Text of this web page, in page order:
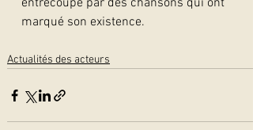
entrecoupé par des chansons qui ont
marqué son existence.
Actualités des acteurs